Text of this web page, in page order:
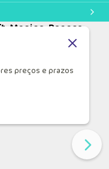
preços e prazos